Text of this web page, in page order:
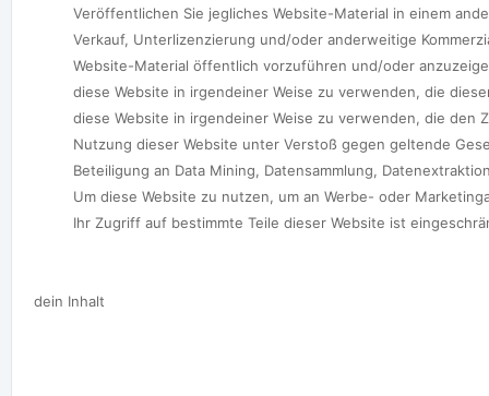
Veröffentlichen Sie jegliches Website-Material in einem
Verkauf, Unterlizenzierung und/oder anderweitige
Website-Material öffentlich vorzuführen und/oder
diese Website in irgendeiner Weise zu verwenden, die
diese Website in irgendeiner Weise zu verwenden, die
Nutzung dieser Website unter Verstoß gegen geltende
Beteiligung an Data Mining, Datensammlung,
Um diese Website zu nutzen, um an Werbe- oder
Ihr Zugriff auf bestimmte Teile dieser Website ist
dein Inhalt